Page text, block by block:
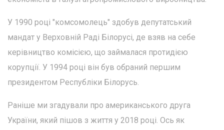
У 1990 році "комсомолець" здобув депутатський
мандат у Верховній Раді Білорусі, де взяв на себе
керівництво комісією, що займалася протидією
корупції. У 1994 році він був обраний першим
президентом Республіки Білорусь.
Раніше ми згадували про американського друга
України, який пішов з життя у 2018 році. Ось як